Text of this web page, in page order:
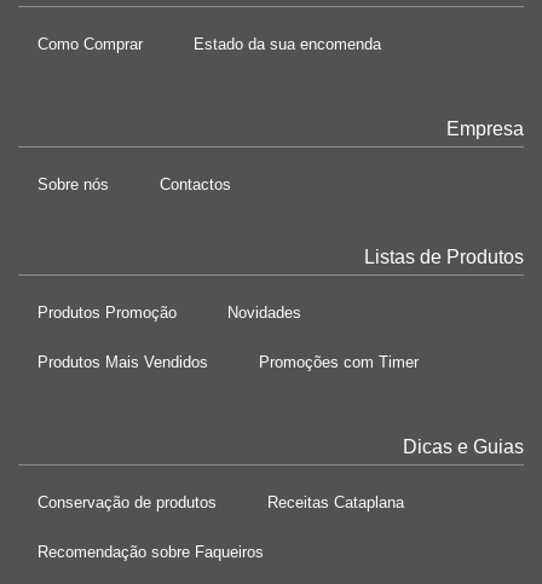
Como Comprar Estado da sua encomenda
Empresa
Sobre nós Contactos
Listas de Produtos
Produtos Promoção Novidades
Produtos Mais Vendidos Promoções com Timer
Dicas e Guias
Conservação de produtos Receitas Cataplana
Recomendação sobre Faqueiros